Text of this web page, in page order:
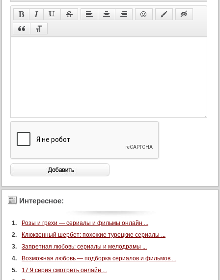
Интересное:
Розы и грехи — сериалы и фильмы онлайн ...
Клюквенный шербет: похожие турецкие сериалы ...
Запретная любовь: сериалы и мелодрамы ...
Возможная любовь — подборка сериалов и фильмов ...
17 9 серия смотреть онлайн ...